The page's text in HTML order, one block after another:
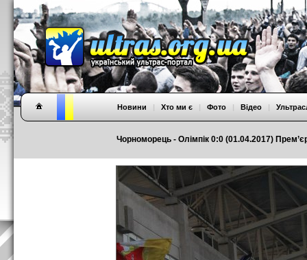
Чорноморець - Олімпік 0:0 (01.04.2017)
Новини | Хто ми є | Фото | Відео |